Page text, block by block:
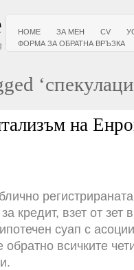
HOME ЗА МЕН CV
ФОРМА ЗА ОБРАТНА ВРЪЗКА
на
кредит, взет от зет
суап с
всичките